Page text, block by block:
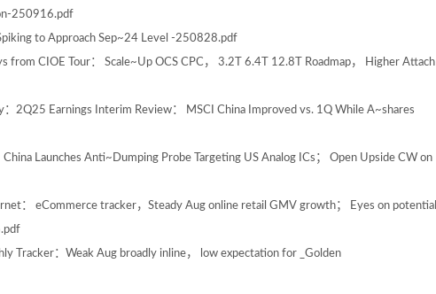
250916.pdf
to Approach Sep~24 Level -250828.pdf
CIOE Tour： Scale~Up OCS CPC， 3.2T 6.4T 12.8T Roadmap， Higher Attach
2Q25 Earnings Interim Review： MSCI China Improved vs. 1Q While A~shares
Launches Anti~Dumping Probe Targeting US Analog ICs； Open Upside CW on
： eCommerce tracker，Steady Aug online retail GMV growth； Eyes on potential
Tracker：Weak Aug broadly inline， low expectation for _Golden